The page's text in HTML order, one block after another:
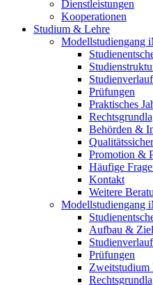
Dienstleistungen
Kooperationen
Studium & Lehre
Modellstudiengang
Prüfungen
Praktisches
Behörden &
Promotion &
Häufige
Kontakt
Weitere
Modellstudiengang
Aufbau &
Prüfungen